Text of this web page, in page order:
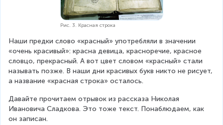
Рис. 3. Красная строка
Наши предки слово «красный» употребляли в значении
«очень красивый»: красна девица, красноречие, красное
словцо, прекрасный. А вот цвет словом «красный» стали
называть позже. В наши дни красивых букв никто не рисует,
а название «красная строка» осталось.
Давайте прочитаем отрывок из рассказа Николая
Ивановича Сладкова. Это тоже текст. Понаблюдаем, как
он записан.